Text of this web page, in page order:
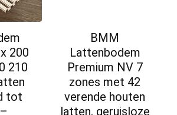
200
210
tot
BMM
Lattenbodem
Premium NV 7
zones met 42
verende houten
latten, geruisloze